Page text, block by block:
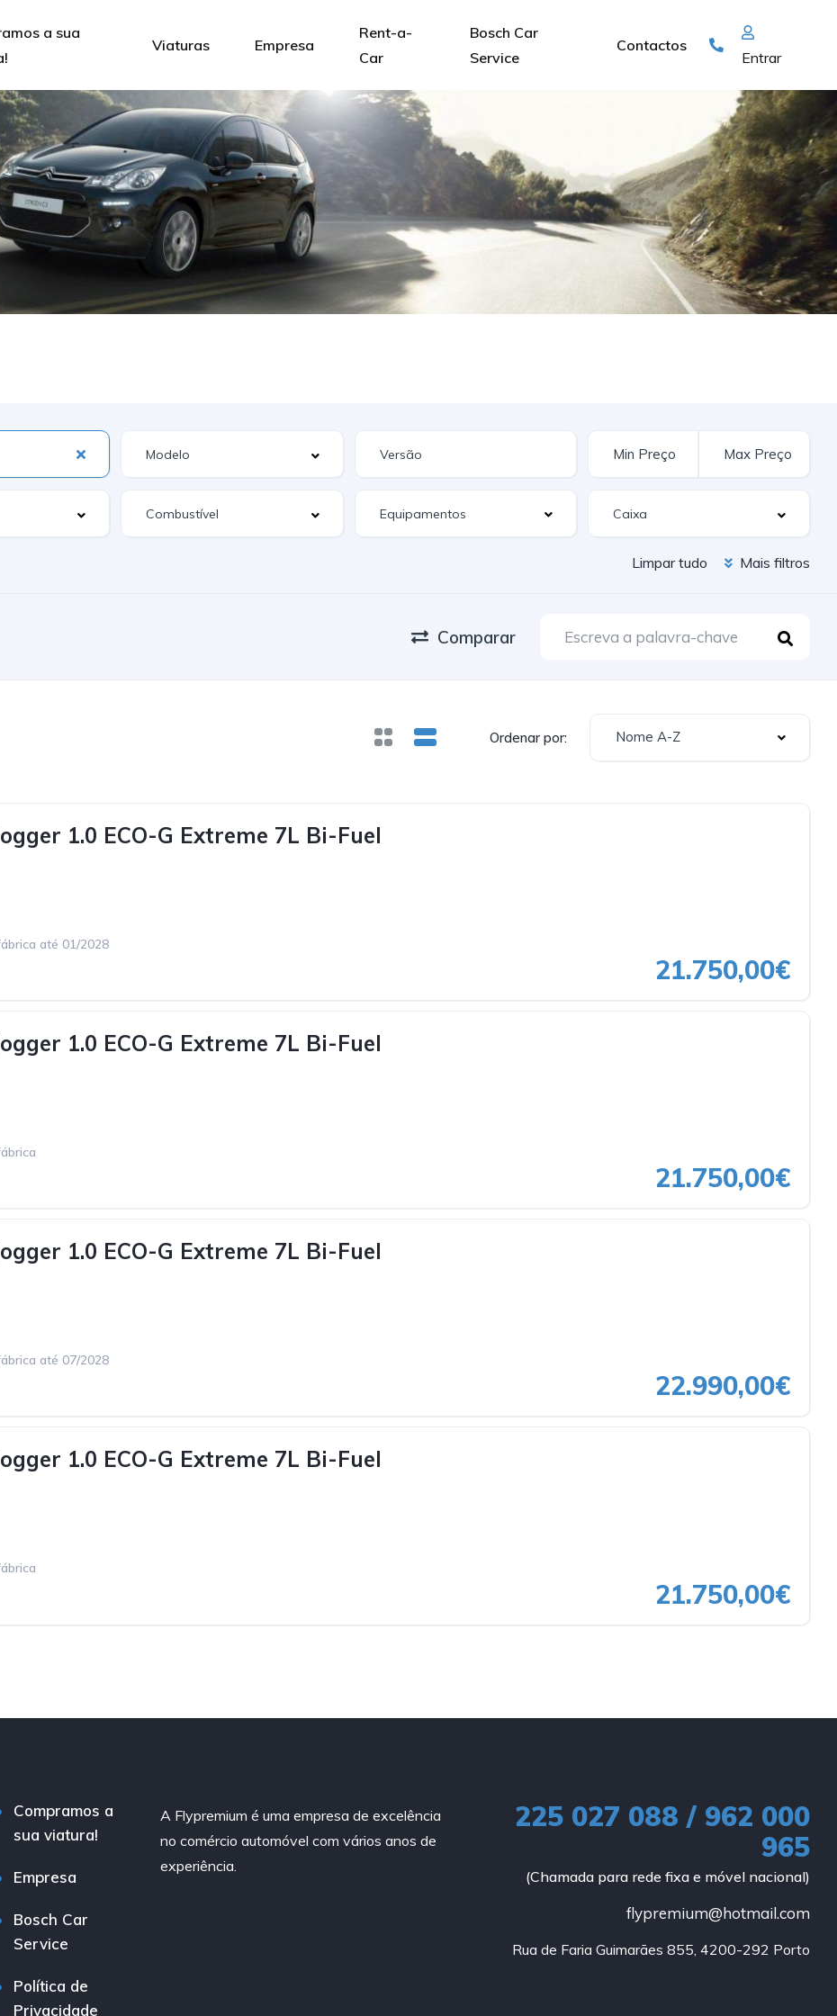
a sua
Viaturas Empresa
Rent-a-
Car
Bosch Car
Service
Contactos
Entrar
Equipamentos
Limpar tudo Mais filtros
Comparar
Ordenar por: Nome A-Z
1.0 ECO-G Extreme 7L Bi-Fuel
até 01/2028
21.750,00€
1.0 ECO-G Extreme 7L Bi-Fuel
21.750,00€
1.0 ECO-G Extreme 7L Bi-Fuel
até 07/2028
22.990,00€
1.0 ECO-G Extreme 7L Bi-Fuel
21.750,00€
Compramos a
sua viatura!
Empresa
Bosch Car
Service
Política de
Privacidade
A Flypremium é uma empresa de excelência
no comércio automóvel com vários anos de
experiência.
225 027 088 / 962 000
965
(Chamada para rede fixa e móvel nacional)
flypremium@hotmail.com
Rua de Faria Guimarães 855, 4200-292 Porto